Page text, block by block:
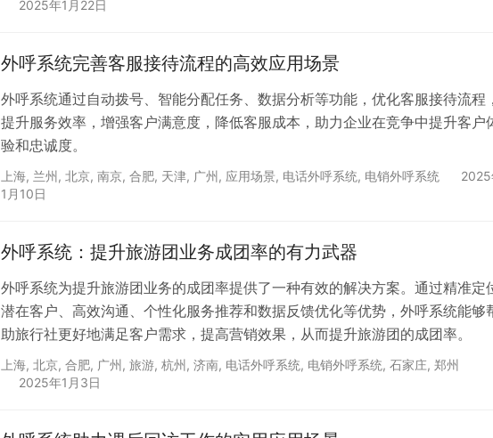
2025年1月22日
外呼系统完善客服接待流程的高效应用场景
外呼系统通过自动拨号、智能分配任务、数据分析等功能，优化客服接待流程，
提升服务效率，增强客户满意度，降低客服成本，助力企业在竞争中提升客户
验和忠诚度。
上海, 兰州, 北京, 南京, 合肥, 天津, 广州, 应用场景, 电话外呼系统, 电销外呼系统
1月10日
外呼系统：提升旅游团业务成团率的有力武器
外呼系统为提升旅游团业务的成团率提供了一种有效的解决方案。通过精准定
潜在客户、高效沟通、个性化服务推荐和数据反馈优化等优势，外呼系统能够
助旅行社更好地满足客户需求，提高营销效果，从而提升旅游团的成团率。
上海, 北京, 合肥, 广州, 旅游, 杭州, 济南, 电话外呼系统, 电销外呼系统, 石家庄, 郑州
2025年1月3日